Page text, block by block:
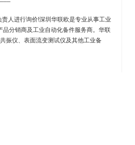
人进行询价!深圳华联欧是专业从事工业
分销商及工业自动化备件服务商。华联
振仪、表面流变测试仪及其他工业备